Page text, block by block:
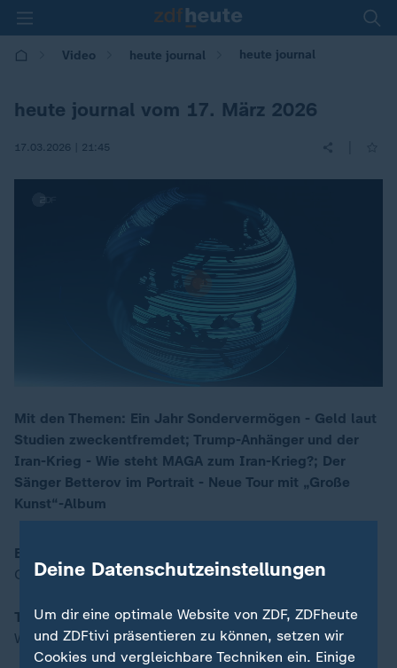
Video heute journal heute journal
heute journal vom 17. März 2026
17.03.2026 | 21:45
00:16
Mit den Themen: Ein Jahr Sondervermögen - Geld laut
Studien zweckentfremdet; Trump-Anhänger und der
Iran-Krieg - Wie steht MAGA zum Iran-Krieg?; Der
Sänger Betterov im Portrait - Neue Tour mit „Große
Kunst“-Album
Ein Jahr Sondervermögen
Geld laut Studien zweckentfremdet
Trump-Anhänger und der Iran-Krieg
Wie steht MAGA zum Iran-Krieg?
Deine Datenschutzeinstellungen
Um dir eine optimale Website von ZDF, ZDFheute
und ZDFtivi präsentieren zu können, setzen wir
Cookies und vergleichbare Techniken ein. Einige